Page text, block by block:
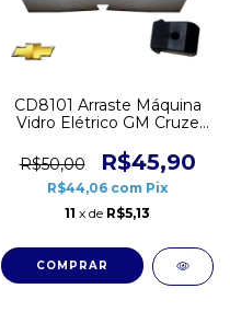
CD8101 Arraste Máquina
Vidro Elétrico GM Cruze
R$50,00
R$45,90
R$44,06 com Pix
11 x de R$5,13